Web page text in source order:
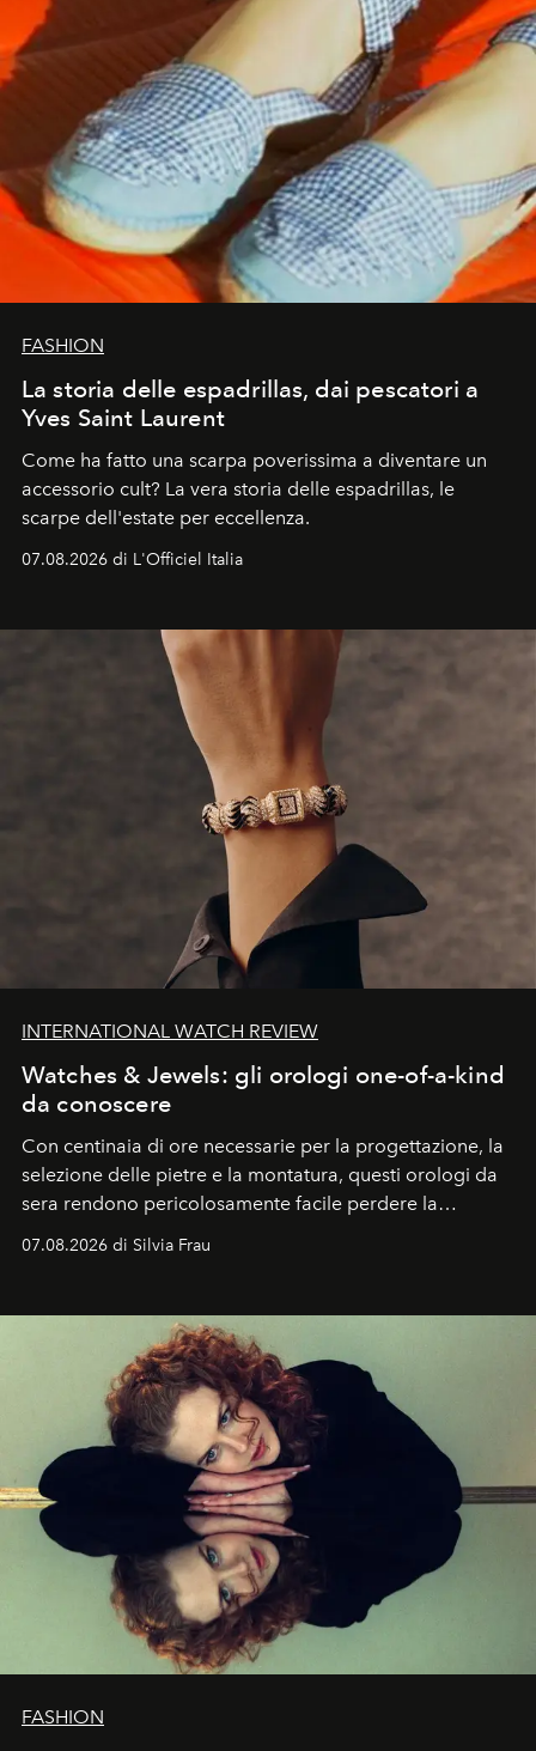
FASHION
La storia delle espadrillas, dai pescatori a
Yves Saint Laurent
Come ha fatto una scarpa poverissima a diventare un
accessorio cult? La vera storia delle espadrillas, le
scarpe dell'estate per eccellenza.
07.08.2026 di L'Officiel Italia
INTERNATIONAL WATCH REVIEW
Watches & Jewels: gli orologi one-of-a-kind
da conoscere
Con centinaia di ore necessarie per la progettazione, la
selezione delle pietre e la montatura, questi orologi da
sera rendono pericolosamente facile perdere la
07.08.2026 di Silvia Frau
FASHION